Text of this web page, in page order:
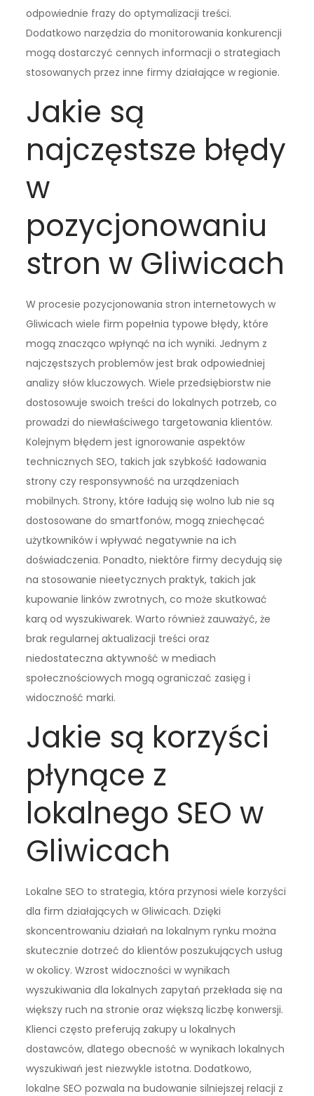
odpowiednie frazy do optymalizacji treści.
Dodatkowo narzędzia do monitorowania konkurencji
mogą dostarczyć cennych informacji o strategiach
stosowanych przez inne firmy działające w regionie.
Jakie są
najczęstsze błędy
w
pozycjonowaniu
stron w Gliwicach
W procesie pozycjonowania stron internetowych w
Gliwicach wiele firm popełnia typowe błędy, które
mogą znacząco wpłynąć na ich wyniki. Jednym z
najczęstszych problemów jest brak odpowiedniej
analizy słów kluczowych. Wiele przedsiębiorstw nie
dostosowuje swoich treści do lokalnych potrzeb, co
prowadzi do niewłaściwego targetowania klientów.
Kolejnym błędem jest ignorowanie aspektów
technicznych SEO, takich jak szybkość ładowania
strony czy responsywność na urządzeniach
mobilnych. Strony, które ładują się wolno lub nie są
dostosowane do smartfonów, mogą zniechęcać
użytkowników i wpływać negatywnie na ich
doświadczenia. Ponadto, niektóre firmy decydują się
na stosowanie nieetycznych praktyk, takich jak
kupowanie linków zwrotnych, co może skutkować
karą od wyszukiwarek. Warto również zauważyć, że
brak regularnej aktualizacji treści oraz
niedostateczna aktywność w mediach
społecznościowych mogą ograniczać zasięg i
widoczność marki.
Jakie są korzyści
płynące z
lokalnego SEO w
Gliwicach
Lokalne SEO to strategia, która przynosi wiele korzyści
dla firm działających w Gliwicach. Dzięki
skoncentrowaniu działań na lokalnym rynku można
skutecznie dotrzeć do klientów poszukujących usług
w okolicy. Wzrost widoczności w wynikach
wyszukiwania dla lokalnych zapytań przekłada się na
większy ruch na stronie oraz większą liczbę konwersji.
Klienci często preferują zakupy u lokalnych
dostawców, dlatego obecność w wynikach lokalnych
wyszukiwań jest niezwykle istotna. Dodatkowo,
lokalne SEO pozwala na budowanie silniejszej relacji z